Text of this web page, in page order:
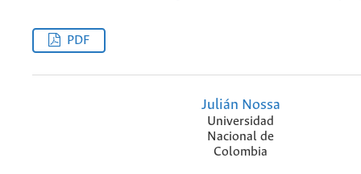
PDF
Julián Nossa
Universidad
Nacional de
Colombia